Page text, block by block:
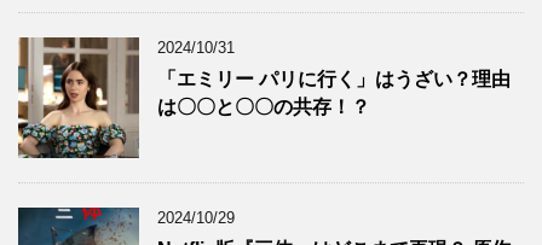
2024/10/31
「エミリー パリに行く」はうざい？理由
は〇〇と〇〇の共存！？
2024/10/29